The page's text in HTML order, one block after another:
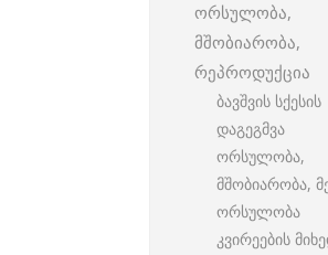
ორსულობა,
მშობიარობა,
რეპროდუქცია
ბავშვის სქესის
დაგეგმვა
ორსულობა,
მშობიარობა,
ორსულობა
კვირეების